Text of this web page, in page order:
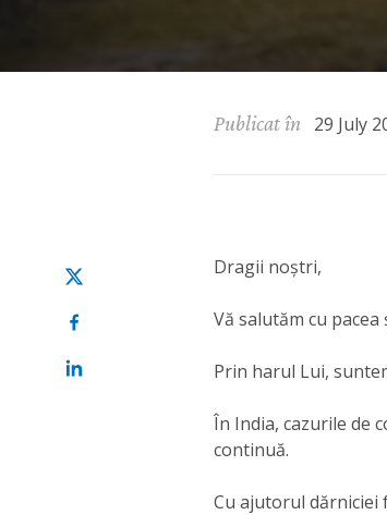
Publicat în 29 July
Dragii noștri,
Vă salutăm cu
Prin harul Lui,
În India, cazurile de
continuă.
Cu ajutorul dărniciei